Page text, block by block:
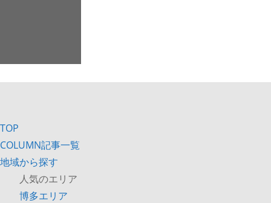
TOP
COLUMN記事一覧
地域から探す
人気のエリア
博多エリア